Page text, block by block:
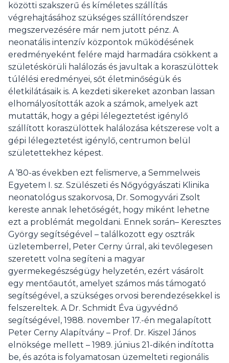
közötti szakszerű és kíméletes szállítás
végrehajtásához szükséges szállítórendszer
megszervezésére már nem jutott pénz. A
neonatális intenzív központok működésének
eredményeként felére majd harmadára csökkent a
születéskörüli halálozás és javultak a koraszülöttek
túlélési eredményei, sőt életminőségük és
életkilátásaik is. A kezdeti sikereket azonban lassan
elhomályosították azok a számok, amelyek azt
mutatták, hogy a gépi lélegeztetést igénylő
szállított koraszülöttek halálozása kétszerese volt a
gépi lélegeztetést igénylő, centrumon belül
születettekhez képest.
A ’80-as években ezt felismerve, a Semmelweis
Egyetem I. sz. Szülészeti és Nőgyógyászati Klinika
neonatológus szakorvosa, Dr. Somogyvári Zsolt
kereste annak lehetőségét, hogy miként lehetne
ezt a problémát megoldani. Ennek során– Keresztes
György segítségével – találkozott egy osztrák
üzletemberrel, Peter Cerny úrral, aki tevőlegesen
szeretett volna segíteni a magyar
gyermekegészségügy helyzetén, ezért vásárolt
egy mentőautót, amelyet számos más támogató
segítségével, a szükséges orvosi berendezésekkel is
felszereltek. A Dr. Schmidt Éva ügyvédnő
segítségével, 1988. november 17.-én megalapított
Peter Cerny Alapítvány – Prof. Dr. Kiszel János
elnöksége mellett – 1989. június 21-dikén indította
be, és azóta is folyamatosan üzemelteti regionális